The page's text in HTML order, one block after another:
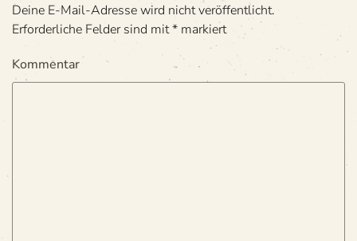
Deine E-Mail-Adresse wird nicht veröffentlicht.
Erforderliche Felder sind mit* markiert
Kommentar